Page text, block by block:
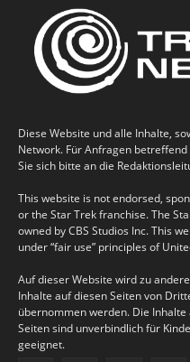
Diese Website und alle Inhalte,
Network. Für Anfragen
Sie sich bitte an die
This website is not endorsed,
or the Star Trek franchise. The
owned by CBS Studios Inc. This
under “fair use” principles of
Auf dieser Website wird zu
Inhalte auf diesen Seiten von
übernommen werden. Die
Seiten sind unverbindlich für
geeignet.